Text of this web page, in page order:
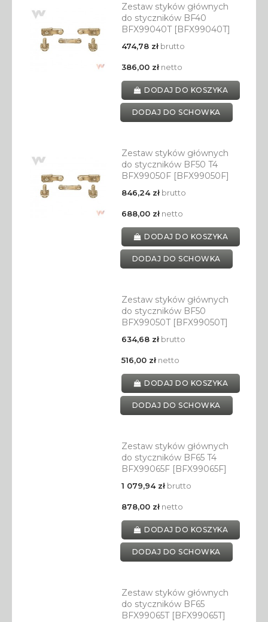
Zestaw styków głównych
do styczników BF40
BFX99040T [BFX99040T]
474,78 złbrutto
386,00 złnetto
DODAJ DO KOSZYKA
DODAJ DO SCHOWKA
Zestaw styków głównych
do styczników BF50 T4
BFX99050F [BFX99050F]
846,24 złbrutto
688,00 złnetto
DODAJ DO KOSZYKA
DODAJ DO SCHOWKA
Zestaw styków głównych
do styczników BF50
BFX99050T [BFX99050T]
634,68 złbrutto
516,00 złnetto
DODAJ DO KOSZYKA
DODAJ DO SCHOWKA
Zestaw styków głównych
do styczników BF65 T4
BFX99065F [BFX99065F]
1 079,94 złbrutto
878,00 złnetto
DODAJ DO KOSZYKA
DODAJ DO SCHOWKA
Zestaw styków głównych
do styczników BF65
BFX99065T [BFX99065T]